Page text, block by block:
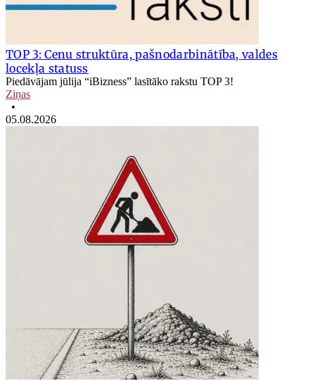
TOP 3: Cenu struktūra, pašnodarbinātība, valdes
locekļa statuss
Piedāvājam jūlija “iBizness” lasītāko rakstu TOP 3!
Ziņas
•
05.08.2026